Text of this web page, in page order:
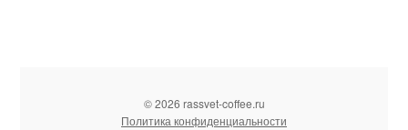
© 2026 rassvet-coffee.ru
Политика конфиденциальности